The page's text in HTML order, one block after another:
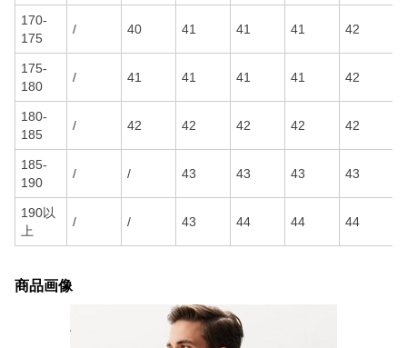
170-
175
/ 40 41 41 41 42
175-
180
/ 41 41 41 41 42
180-
185
/ 42 42 42 42 42
185-
190
/ / 43 43 43 43
190以
上
/ / 43 44 44 44
商品画像